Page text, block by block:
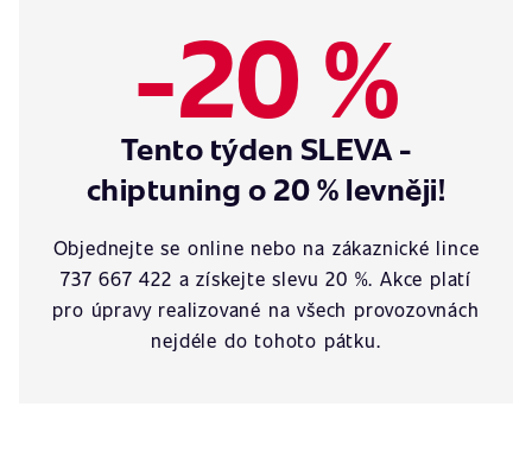
-20 %
Tento týden SLEVA -
chiptuning o 20 % levněji!
Objednejte se online nebo na zákaznické lince
737 667 422 a získejte slevu 20 %. Akce platí
pro úpravy realizované na všech provozovnách
nejdéle do tohoto pátku.